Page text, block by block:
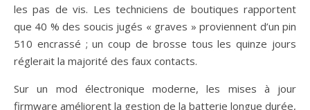
les pas de vis. Les techniciens de boutiques rapportent
que 40 % des soucis jugés « graves » proviennent d’un pin
510 encrassé ; un coup de brosse tous les quinze jours
réglerait la majorité des faux contacts.
Sur un mod électronique moderne, les mises à jour
firmware améliorent la gestion de la batterie longue durée,